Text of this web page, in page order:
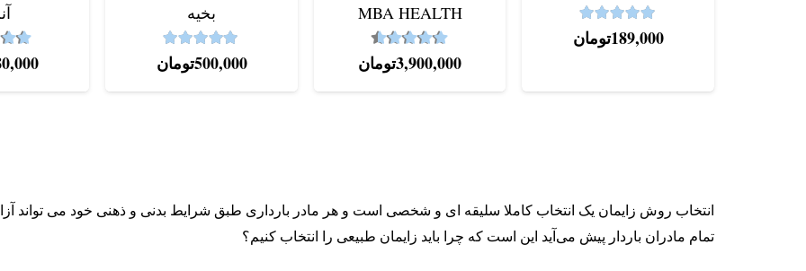
نمره5.00از 5 189,000تومان
MBA HEALTH
نمره4.59 از 5 3,900,000تومان
بخیه
نمره5.00از 5 500,000تومان
انتخاب روش زایمان یک انتخاب کاملا سلیقه ای و شخصی است و هر مادر بارداری طبق شرایط بدنی و ذهنی خود می تواند
تمام مادران باردار پیش می‌آید این است که چرا باید زایمان طبیعی را انتخاب کنیم؟